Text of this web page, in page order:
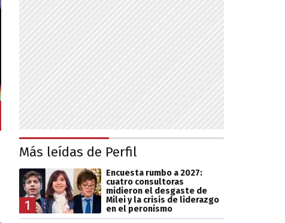
Más leídas de Perfil
1
Encuesta rumbo a 2027:
cuatro consultoras
midieron el desgaste de
Milei y la crisis de liderazgo
en el peronismo